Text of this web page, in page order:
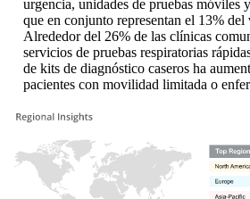
urgencia, unidades de pruebas móviles
que en conjunto representan el 13% del
Alrededor del 26% de las clínicas
servicios de pruebas respiratorias
de kits de diagnóstico caseros ha
pacientes con movilidad limitada o